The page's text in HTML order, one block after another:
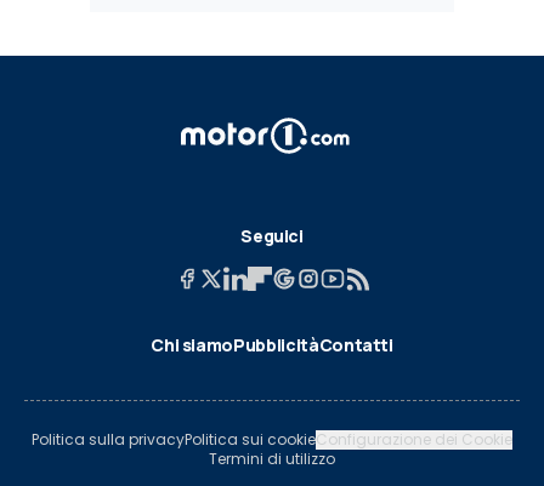
Seguici
Chi siamoPubblicitàContatti
Politica sulla privacyPolitica sui cookieConfigurazione dei Cookie
Termini di utilizzo